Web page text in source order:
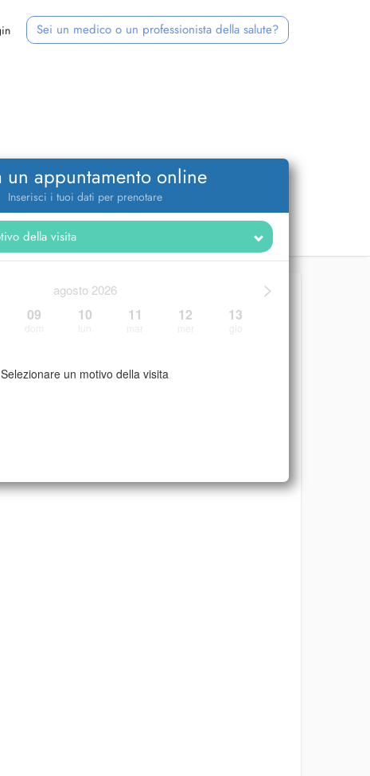
Sei un medico o un professionista della salute?
un appuntamento online
Inserisci i tuoi dati per prenotare
>
agosto 2026
09 10 11 12 13
Selezionare un motivo della visita